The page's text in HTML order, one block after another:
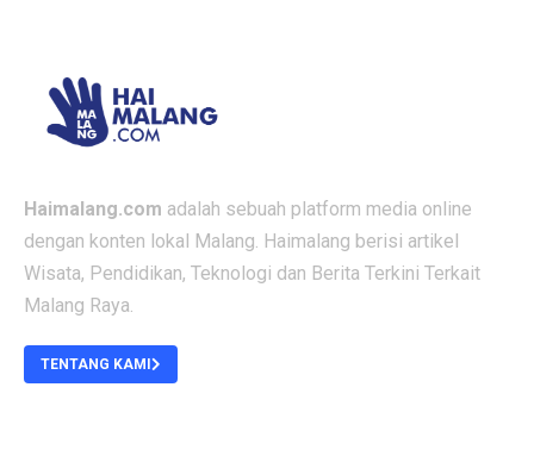
Haimalang.com adalah sebuah platform media online
dengan konten lokal Malang. Haimalang berisi artikel
Wisata, Pendidikan, Teknologi dan Berita Terkini Terkait
Malang Raya.
TENTANG KAMI